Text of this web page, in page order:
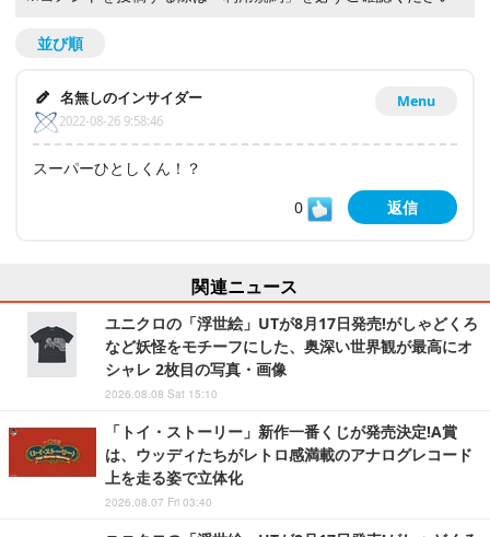
並び順
Menu
名無しのインサイダー
2022-08-26 9:58:46
スーパーひとしくん！？
0
返信
関連ニュース
ユニクロの「浮世絵」UTが8月17日発売!がしゃどくろ
など妖怪をモチーフにした、奥深い世界観が最高にオ
シャレ 2枚目の写真・画像
2026.08.08 Sat 15:10
「トイ・ストーリー」新作一番くじが発売決定!A賞
は、ウッディたちがレトロ感満載のアナログレコード
上を走る姿で立体化
2026.08.07 Fri 03:40